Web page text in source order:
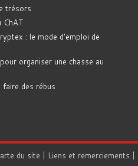
trésors
ChAT
: le mode d'emploi de
organiser une chasse au
faire des rébus
du site | Liens et remerciements |